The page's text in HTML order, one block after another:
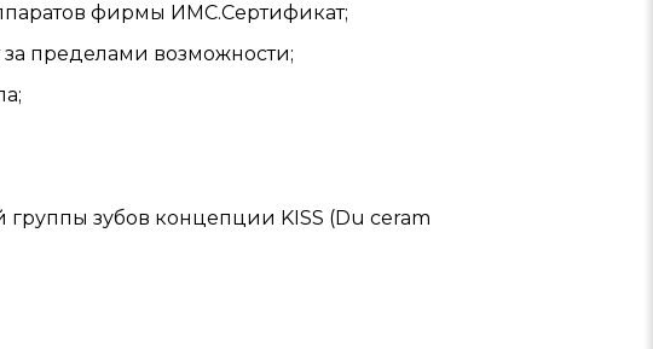
фирмы ИМС.Сертификат;
за пределами возможности;
зубов концепции KISS (Du ceram